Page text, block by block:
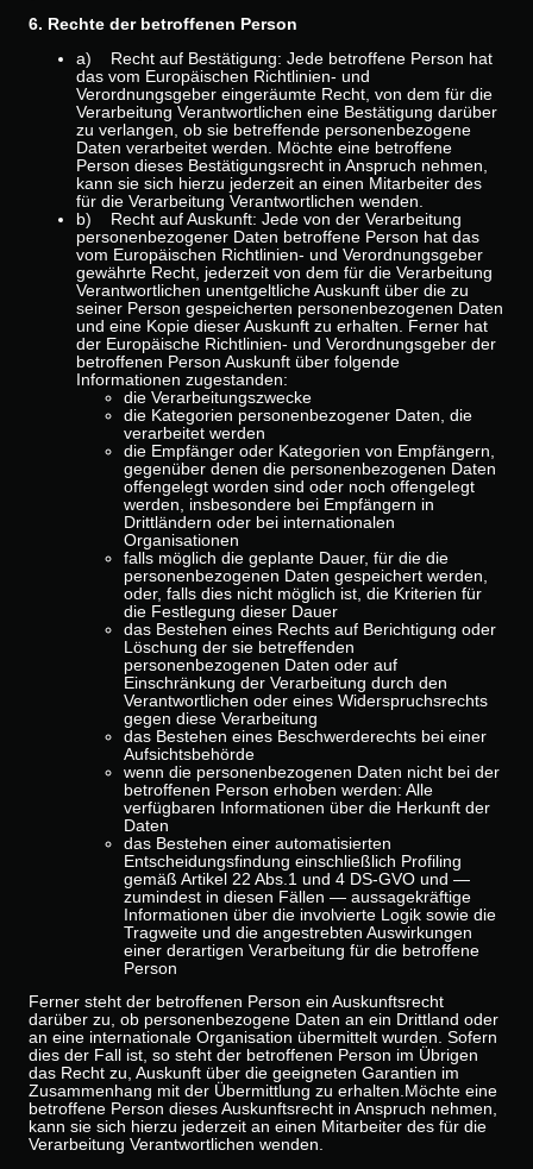
6. Rechte der betroffenen Person
a) Recht auf Bestätigung: Jede betroffene Person hat
das vom Europäischen Richtlinien- und
Verordnungsgeber eingeräumte Recht, von dem für die
Verarbeitung Verantwortlichen eine Bestätigung darüber
zu verlangen, ob sie betreffende personenbezogene
Daten verarbeitet werden. Möchte eine betroffene
Person dieses Bestätigungsrecht in Anspruch nehmen,
kann sie sich hierzu jederzeit an einen Mitarbeiter des
für die Verarbeitung Verantwortlichen wenden.
b) Recht auf Auskunft: Jede von der Verarbeitung
personenbezogener Daten betroffene Person hat das
vom Europäischen Richtlinien- und Verordnungsgeber
gewährte Recht, jederzeit von dem für die Verarbeitung
Verantwortlichen unentgeltliche Auskunft über die zu
seiner Person gespeicherten personenbezogenen Daten
und eine Kopie dieser Auskunft zu erhalten. Ferner hat
der Europäische Richtlinien- und Verordnungsgeber der
betroffenen Person Auskunft über folgende
Informationen zugestanden:
die Verarbeitungszwecke
die Kategorien personenbezogener Daten, die
verarbeitet werden
die Empfänger oder Kategorien von Empfängern,
gegenüber denen die personenbezogenen Daten
offengelegt worden sind oder noch offengelegt
werden, insbesondere bei Empfängern in
Drittländern oder bei internationalen
Organisationen
falls möglich die geplante Dauer, für die die
personenbezogenen Daten gespeichert werden,
oder, falls dies nicht möglich ist, die Kriterien für
die Festlegung dieser Dauer
das Bestehen eines Rechts auf Berichtigung oder
Löschung der sie betreffenden
personenbezogenen Daten oder auf
Einschränkung der Verarbeitung durch den
Verantwortlichen oder eines Widerspruchsrechts
gegen diese Verarbeitung
das Bestehen eines Beschwerderechts bei einer
Aufsichtsbehörde
wenn die personenbezogenen Daten nicht bei der
betroffenen Person erhoben werden: Alle
verfügbaren Informationen über die Herkunft der
Daten
das Bestehen einer automatisierten
Entscheidungsfindung einschließlich Profiling
gemäß Artikel 22 Abs.1 und 4 DS-GVO und —
zumindest in diesen Fällen — aussagekräftige
Informationen über die involvierte Logik sowie die
Tragweite und die angestrebten Auswirkungen
einer derartigen Verarbeitung für die betroffene
Person
Ferner steht der betroffenen Person ein Auskunftsrecht
darüber zu, ob personenbezogene Daten an ein Drittland oder
an eine internationale Organisation übermittelt wurden. Sofern
dies der Fall ist, so steht der betroffenen Person im Übrigen
das Recht zu, Auskunft über die geeigneten Garantien im
Zusammenhang mit der Übermittlung zu erhalten.Möchte eine
betroffene Person dieses Auskunftsrecht in Anspruch nehmen,
kann sie sich hierzu jederzeit an einen Mitarbeiter des für die
Verarbeitung Verantwortlichen wenden.